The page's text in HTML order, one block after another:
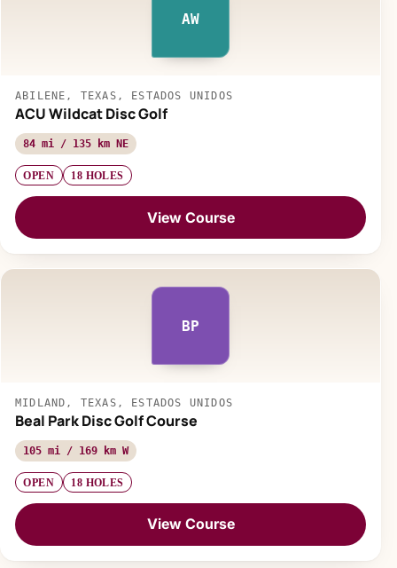
AW
ABILENE, TEXAS, ESTADOS UNIDOS
ACU Wildcat Disc Golf
84 mi / 135 km NE
OPEN 18 HOLES
View Course
BP
MIDLAND, TEXAS, ESTADOS UNIDOS
Beal Park Disc Golf Course
105 mi / 169 km W
OPEN 18 HOLES
View Course